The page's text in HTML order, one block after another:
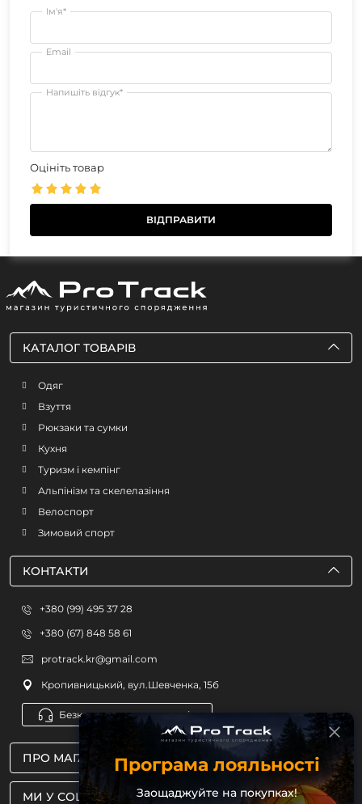
Ім'я*
Email
Напишіть відгук*
Оцініть товар
МИ У СОЦМЕРЕЖАХ
ПРО МАГАЗИН
КАТАЛОГ ТОВАРІВ
Одяг
Взуття
Рюкзаки та сумки
Кухня
Туризм і кемпінг
Альпінізм та скелелазіння
Велоспорт
Зимовий спорт
КОНТАКТИ
+380 (99) 495 37 28
+380 (67) 848 58 61
protrack.kr@gmail.com
Кропивницький, вул.Шевченка, 15б
Безкоштовна консультація
Програма лояльності
Заощаджуйте на покупках!